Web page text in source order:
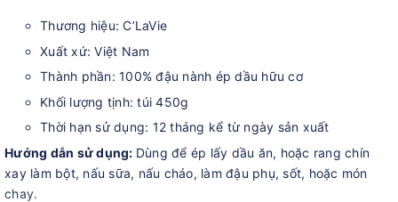
Thương hiệu: C’LaVie
Xuất xứ: Việt Nam
Thành phần: 100% đậu nành ép dầu hữu cơ
Khối lượng tịnh: túi 450g
Thời hạn sử dụng: 12 tháng kể từ ngày sản xuất
Hướng dẫn sử dụng: Dùng để ép lấy dầu ăn, hoặc rang chín
xay làm bột, nấu sữa, nấu cháo, làm đậu phụ, sốt, hoặc món
chay.